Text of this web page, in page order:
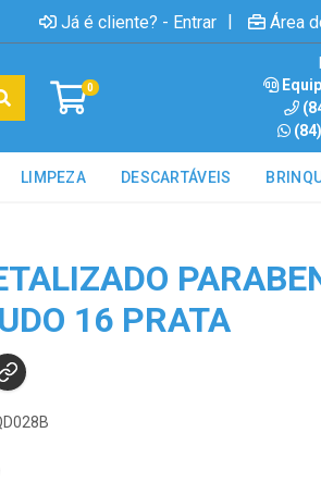
Já é cliente? - Entrar | Área
0
LIMPEZA DESCARTÁVEIS
16 PRATA